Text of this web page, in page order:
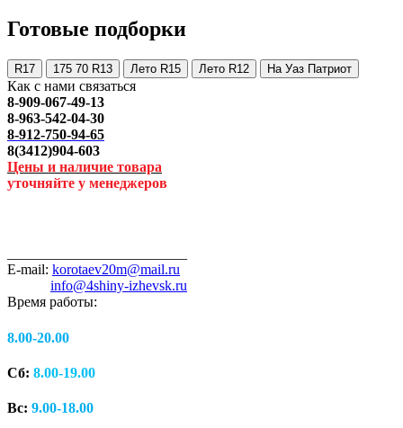
Готовые подборки
R17 175 70 R13 Лето R15 Лето R12 На Уаз Патриот
Как с нами связаться
8-909-067-49-13
8-963-542-04-30
8-912-750-94-65
8(3412)904-603
Цены и наличие товара
уточняйте у менеджеров
E-mail: korotaev20m@mail.ru
info@4shiny-izhevsk.ru
Время работы:
8.00-20.00
Сб: 8.00-19.00
Вс: 9.00-18.00